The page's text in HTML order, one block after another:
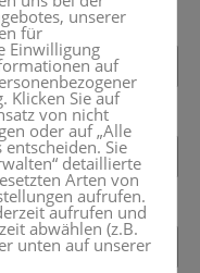
unserer
für
Einwilligung
auf
Klicken Sie auf
von nicht
oder auf „Alle
entscheiden. Sie
detaillierte
Arten von
aufrufen.
aufrufen und
abwählen (z.B.
unten auf unserer